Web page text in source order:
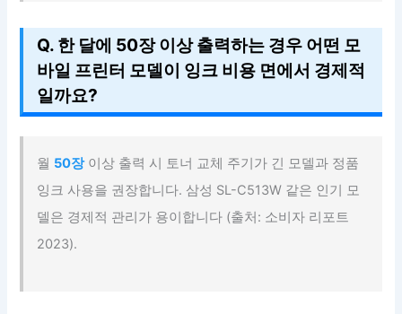
Q. 한 달에 50장 이상 출력하는 경우 어떤 모
바일 프린터 모델이 잉크 비용 면에서 경제적
일까요?
월 50장이상 출력 시 토너 교체 주기가 긴 모델과 정품
잉크 사용을 권장합니다. 삼성 SL-C513W 같은 인기 모
델은 경제적 관리가 용이합니다 (출처: 소비자 리포트
2023).